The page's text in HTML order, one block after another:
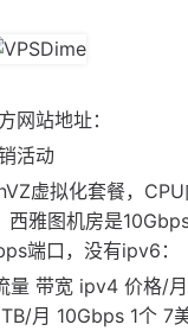
站地址：
活动
虚拟化套餐，CPU
雅图机房是10Gbps
端口，没有ipv6：
量 带宽 ipv4 价格/
月 10Gbps 1个 7